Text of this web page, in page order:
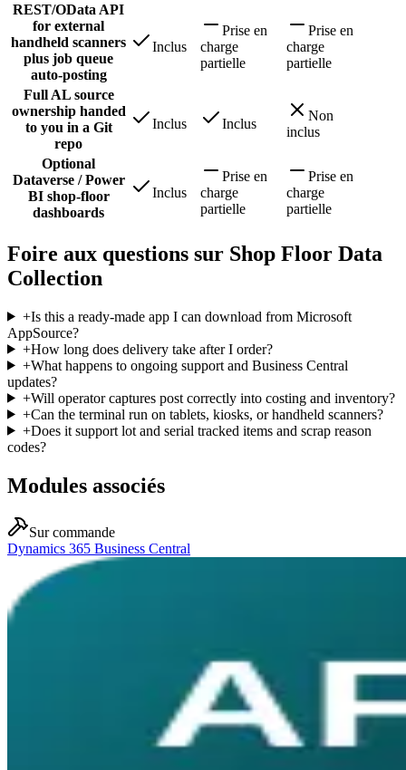
REST/OData API
for external
handheld scanners
plus job queue
auto-posting
Inclus
Prise en
charge
partielle
Prise en
charge
partielle
Full AL source
ownership handed
to you in a Git
repo
Inclus Inclus
Non
inclus
Optional
Dataverse / Power
BI shop-floor
dashboards
Inclus
Prise en
charge
partielle
Prise en
charge
partielle
Foire aux questions sur Shop Floor Data
Collection
+Is this a ready-made app I can download from Microsoft
AppSource?
+How long does delivery take after I order?
+What happens to ongoing support and Business Central
updates?
+Will operator captures post correctly into costing and inventory?
+Can the terminal run on tablets, kiosks, or handheld scanners?
+Does it support lot and serial tracked items and scrap reason
codes?
Modules associés
Sur commande
Dynamics 365 Business Central